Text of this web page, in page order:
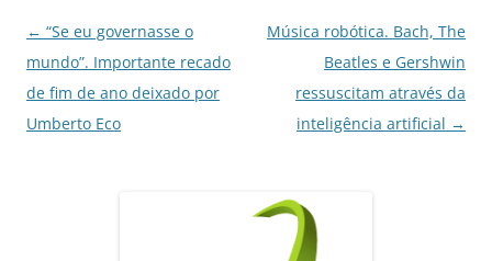
k
Navegação
de
posts
← “Se eu governasse o
mundo”. Importante recado
de fim de ano deixado por
Umberto Eco
Música robótica. Bach, The
Beatles e Gershwin
ressuscitam através da
inteligência artificial →